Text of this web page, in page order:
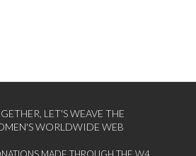
LET'S WEAVE THE
WORLDWIDE WEB